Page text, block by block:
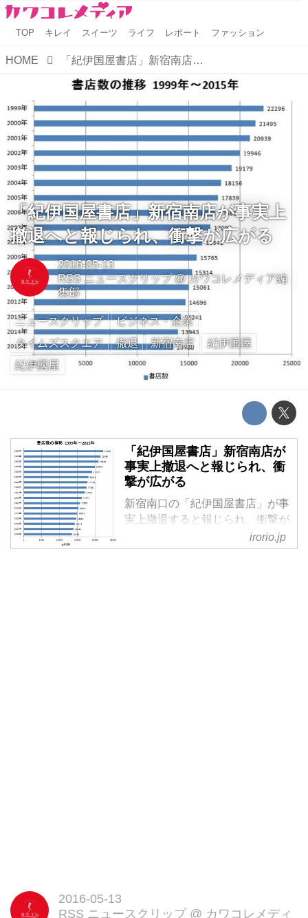
TOP キレイ スイーツ ライフ レポート ファッション
HOME 「紀伊国屋書店」新宿南店が事実上撤退へと報じられ、衝撃が広がる
「紀伊国屋書店」新宿南店が事実上
撤退へと報じられ、衝撃が広がる
2016-05-13
RSS ニュースクリップ@カワコレメディア編
集部
ニュースクリップ
ビジネス・企業
タイムズスクエア
撤退 新宿南店
紀伊国屋
紀伊國屋
「紀伊国屋書店」新宿南店が
事実上撤退へと報じられ、衝
撃が広がる
新宿南口の「紀伊国屋書店」が事
実上撤退すると報じられ、衝撃が
広がっている。 7月下旬をめどに
売り場を大幅縮小? 朝日新聞は13
irorio.jp
2016-05-13
RSS ニュースクリップ @ カワコレメディ